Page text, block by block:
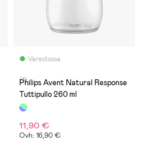
Varastossa
(1)
Philips Avent Natural Response
Tuttipullo 260 ml
11,90 €
Ovh: 16,90 €